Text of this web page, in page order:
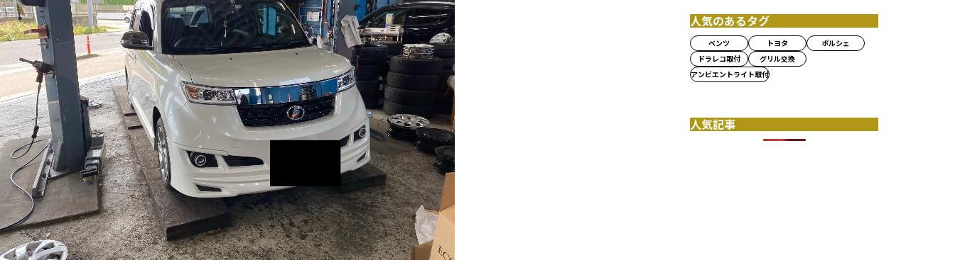
人気のあるタグ
ベンツ トヨタ
ポルシェ
ドラレコ取付
グリル交換
アンビエントライト取付
人気記事